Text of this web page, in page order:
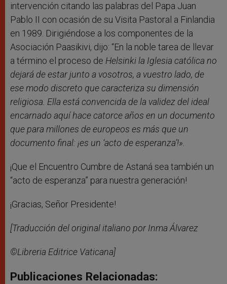
intervención citando las palabras del Papa Juan
Pablo II con ocasión de su Visita Pastoral a Finlandia
en 1989. Dirigiéndose a los componentes de la
Asociación Paasikivi, dijo: “En la noble tarea de llevar
a término el proceso de Helsinki la Iglesia católica no
dejará de estar junto a vosotros, a vuestro lado, de
ese modo discreto que caracteriza su dimensión
religiosa. Ella está convencida de la validez del ideal
encarnado aquí hace catorce años en un documento
que para millones de europeos es más que un
documento final: ¡es un ‘acto de esperanza’!».
¡Que el Encuentro Cumbre de Astaná sea también un
“acto de esperanza” para nuestra generación!
¡Gracias, Señor Presidente!
[Traducción del original italiano por Inma Álvarez
©Libreria Editrice Vaticana]
Publicaciones Relacionadas: